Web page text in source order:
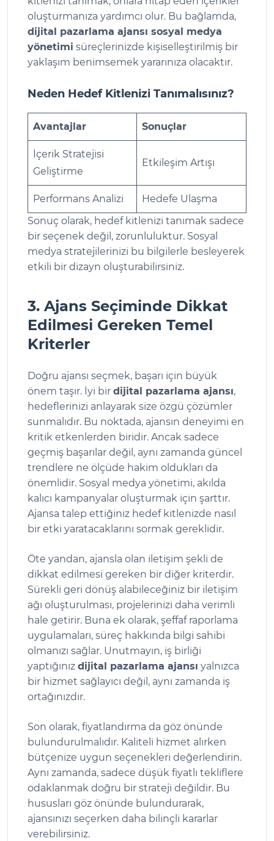
oluşturmanıza yardımcı olur. Bu bağlamda,
dijital pazarlama ajansı sosyal medya
yönetimi süreçlerinizde kişiselleştirilmiş bir
yaklaşım benimsemek yararınıza olacaktır.
Neden Hedef Kitlenizi Tanımalısınız?
Avantajlar Sonuçlar
İçerik Stratejisi
Geliştirme
Etkileşim Artışı
Performans Analizi
Hedefe Ulaşma
Sonuç olarak, hedef kitlenizi tanımak sadece
bir seçenek değil, zorunluluktur. Sosyal
medya stratejilerinizi bu bilgilerle besleyerek
etkili bir dizayn oluşturabilirsiniz.
3. Ajans Seçiminde Dikkat
Edilmesi Gereken Temel
Kriterler
Doğru ajansı seçmek, başarı için büyük
önem taşır. İyi bir dijital pazarlama ajansı,
hedeflerinizi anlayarak size özgü çözümler
sunmalıdır. Bu noktada, ajansın deneyimi en
kritik etkenlerden biridir. Ancak sadece
geçmiş başarılar değil, aynı zamanda güncel
trendlere ne ölçüde hakim oldukları da
önemlidir. Sosyal medya yönetimi, akılda
kalıcı kampanyalar oluşturmak için şarttır.
Ajansa talep ettiğiniz hedef kitlenizde nasıl
bir etki yaratacaklarını sormak gereklidir.
Öte yandan, ajansla olan iletişim şekli de
dikkat edilmesi gereken bir diğer kriterdir.
Sürekli geri dönüş alabileceğiniz bir iletişim
ağı oluşturulması, projelerinizi daha verimli
hale getirir. Buna ek olarak, şeffaf raporlama
uygulamaları, süreç hakkında bilgi sahibi
olmanızı sağlar. Unutmayın, iş birliği
yaptığınız dijital pazarlama ajansı yalnızca
bir hizmet sağlayıcı değil, aynı zamanda iş
ortağınızdır.
Son olarak, fiyatlandırma da göz önünde
bulundurulmalıdır. Kaliteli hizmet alırken
bütçenize uygun seçenekleri değerlendirin.
Aynı zamanda, sadece düşük fiyatlı tekliflere
odaklanmak doğru bir strateji değildir. Bu
hususları göz önünde bulundurarak,
ajansınızı seçerken daha bilinçli kararlar
verebilirsiniz.